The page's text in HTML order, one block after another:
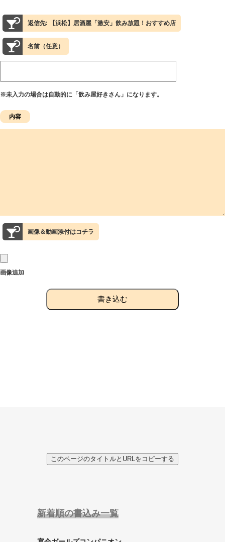
返信先: 【浜松】居酒屋「激安」飲み放題！おすすめ店
名前（任意）
※未入力の場合は自動的に「飲み屋好きさん」になります。
画像＆動画添付はコチラ
画像追加
書き込む
このページのタイトルとURLをコピーする
新着順の書込み一覧